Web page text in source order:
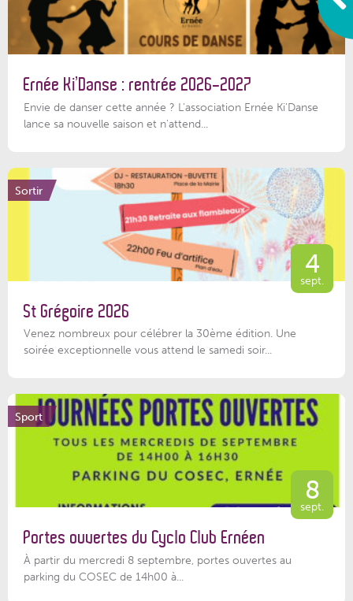
Ernée Ki’Danse : rentrée 2026-2027
Envie de danser cette année ? L'association Ernée Ki'Danse
lance sa nouvelle saison et n'attend...
Sortir
4
sept.
St Grégoire 2026
Venez nombreux pour célébrer la 30ème édition. Une
soirée exceptionnelle vous attend le samedi soir...
Sport
8
sept.
Portes ouvertes du Cyclo Club Ernéen
À partir du mercredi 8 septembre, portes ouvertes au
parking du COSEC de 14h00 à...